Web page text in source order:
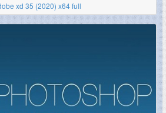
xd 35 (2020) x64 full